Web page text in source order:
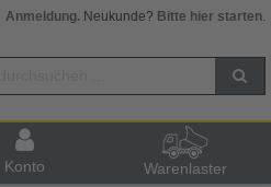
Anmeldung. Neukunde? Bitte hier starten.
Konto Warenlaster